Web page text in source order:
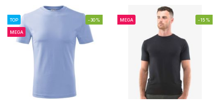
TOP
MEGA
-30% MEGA -15%